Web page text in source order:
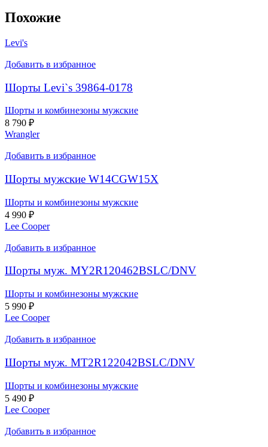
Похожие
Levi's
Добавить в избранное
Шорты Levi`s 39864-0178
Шорты и комбинезоны мужские
8 790 ₽
Wrangler
Добавить в избранное
Шорты мужские W14CGW15X
Шорты и комбинезоны мужские
4 990 ₽
Lee Cooper
Добавить в избранное
Шорты муж. MY2R120462BSLC/DNV
Шорты и комбинезоны мужские
5 990 ₽
Lee Cooper
Добавить в избранное
Шорты муж. MT2R122042BSLC/DNV
Шорты и комбинезоны мужские
5 490 ₽
Lee Cooper
Добавить в избранное